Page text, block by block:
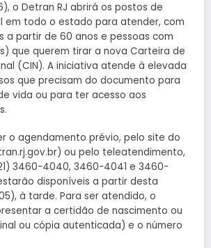
o Detran RJ abrirá os postos de
em todo o estado para atender, com
a partir de 60 anos e pessoas com
que querem tirar a nova Carteira de
(CIN). A iniciativa atende à elevada
que precisam do documento para
vida ou para ter acesso aos
o agendamento prévio, pelo site do
ou pelo teleatendimento,
3460-4040, 3460-4041 e 3460-
disponíveis a partir desta
à tarde. Para ser atendido, o
a certidão de nascimento ou
ou cópia autenticada) e o número